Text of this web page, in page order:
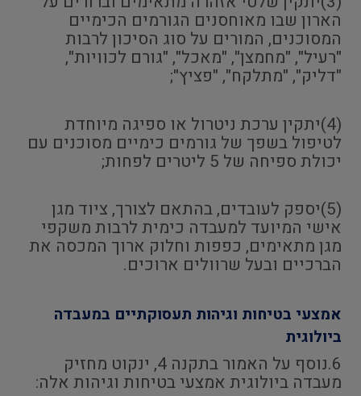
הארון שבו מאוחסנים הגורמים הכימיים
המסוכנים, המורים על סוג הסיכון לרבות
"רעיל", "מחמצן", "מאכל", "גורם לכוויות",
"דליק", "מתלקח", "פציץ";
(4)יתקין ערכת ניטרול או ספיגה מיוחדת
לטיפול בשפך של גורמים כימיים מסוכנים עם
יכולת ספיחה של 5 ליטרים לפחות;
(5)יספק לעובדים, בהתאם לצורך, ציוד מגן
אישי המיועד למעבדה כימית לרבות משקפי
מגן מתאימים, כפפות וחלוק ארוך המכסה את
הברכיים ובעל שרוולים ארוכים.
אמצעי בטיחות וגיהות תעסוקתיים במעבדה
ביולוגית
6.נוסף על האמור בתקנה 4, ינקוט מחזיק
מעבדה ביולוגית אמצעי בטיחות וגיהות אלה: